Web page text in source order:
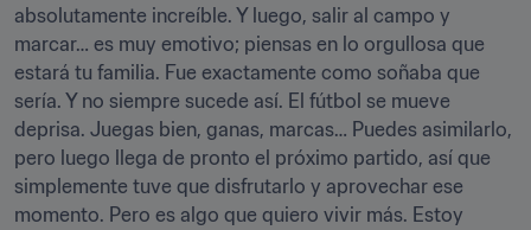
absolutamente increíble. Y luego, salir al campo y
marcar… es muy emotivo; piensas en lo orgullosa que
estará tu familia. Fue exactamente como soñaba que
sería. Y no siempre sucede así. El fútbol se mueve
deprisa. Juegas bien, ganas, marcas… Puedes asimilarlo,
pero luego llega de pronto el próximo partido, así que
simplemente tuve que disfrutarlo y aprovechar ese
momento. Pero es algo que quiero vivir más. Estoy